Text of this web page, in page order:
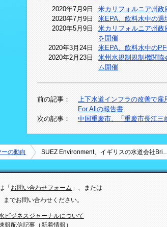
2020年7月9日
米カリフォルニア州
2020年7月9日
米EPA、飲料水中の過
2020年5月9日
米カリフォルニア州
を開催
2020年3月24日
米EPA、飲料水中の
2020年2月23日
米州水規制規制機関協
ム開催
前の記事：
上下水道インフラの改善で
For Allの報告書
次の記事：
中国重慶市、「重慶市長江
の動向 SUEZ Environment、イギリスの水道会社Bri…
「お問い合わせフォーム 」、または
までお問い合わせください。
ビジネスジャーナルについて
報配信記事（新着情報）